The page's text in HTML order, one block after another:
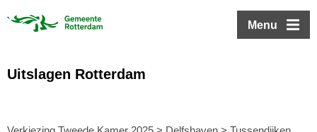
Menu
Uitslagen Rotterdam